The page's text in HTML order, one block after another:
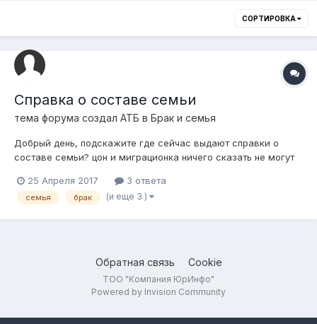
СОРТИРОВКА
Справка о составе семьи
тема форума создал АТБ в Брак и семья
Добрый день, подскажите где сейчас выдают справки о
составе семьи? цон и миграционка ничего сказать не могут
25 Апреля 2017
3 ответа
семья брак (и еще 3 )
Обратная связь Cookie
ТОО "Компания ЮрИнфо"
Powered by Invision Community